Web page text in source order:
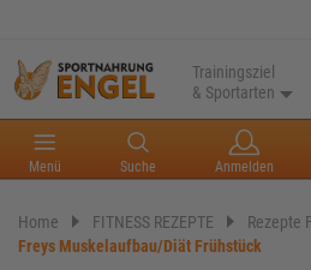
Trainingsziel
& Sportarten
Menü Suche Anmelden
Home FITNESS REZEPTE
Rezepte
Freys Muskelaufbau/Diät Frühstück